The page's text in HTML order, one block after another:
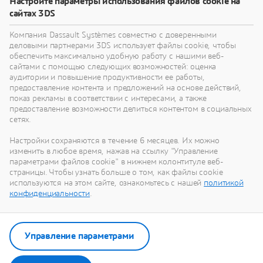
решений и возможностей
Контент
Партнерская программа Контент позволяет
аппаратных технологий, оборудования и
станков предоставлять пользователям Dassault
Systèmes лучшие в своем классе 3D-модели,
сайтах 3DS
Компания Dassault Systèmes совместно с доверенными
деловыми партнерами 3DS использует файлы cookie, чтобы
обеспечить максимально удобную работу с нашими веб-
сайтами с помощью следующих возможностей: оценка
аудитории и повышение продуктивности ее работы,
предоставление контента и предложений на основе действий,
показ рекламы в соответствии с интересами, а также
предоставление возможности делиться контентом в социальных
сетях.
Настройки сохраняются в течение 6 месяцев. Их можно
изменить в любое время, нажав на ссылку "Управление
параметрами файлов cookie" в нижнем колонтитуле веб-
страницы. Чтобы узнать больше о том, как файлы cookie
используются на этом сайте, ознакомьтесь с нашей политикой
конфиденциальности.
Управление параметрами